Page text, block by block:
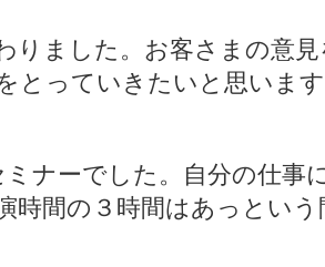
りました。お客さまの意
とっていきたいと思いま
ミナーでした。自分の仕事
時間の３時間はあっとい